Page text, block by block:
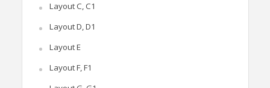
Layout C, C1
Layout D, D1
Layout E
Layout F, F1